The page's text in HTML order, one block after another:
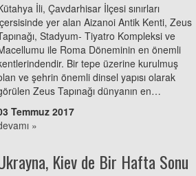
İli, Çavdarhisar İlçesi sınırları
yer alan Aizanoi Antik Kenti, Zeus
Stadyum- Tiyatro Kompleksi ve
ile Roma Döneminin en önemli
Bir tepe üzerine kurulmuş
ve şehrin önemli dinsel yapısı olarak
Zeus Tapınağı dünyanın en…
Temmuz 2017
»
Kiev de Bir Hafta Sonu